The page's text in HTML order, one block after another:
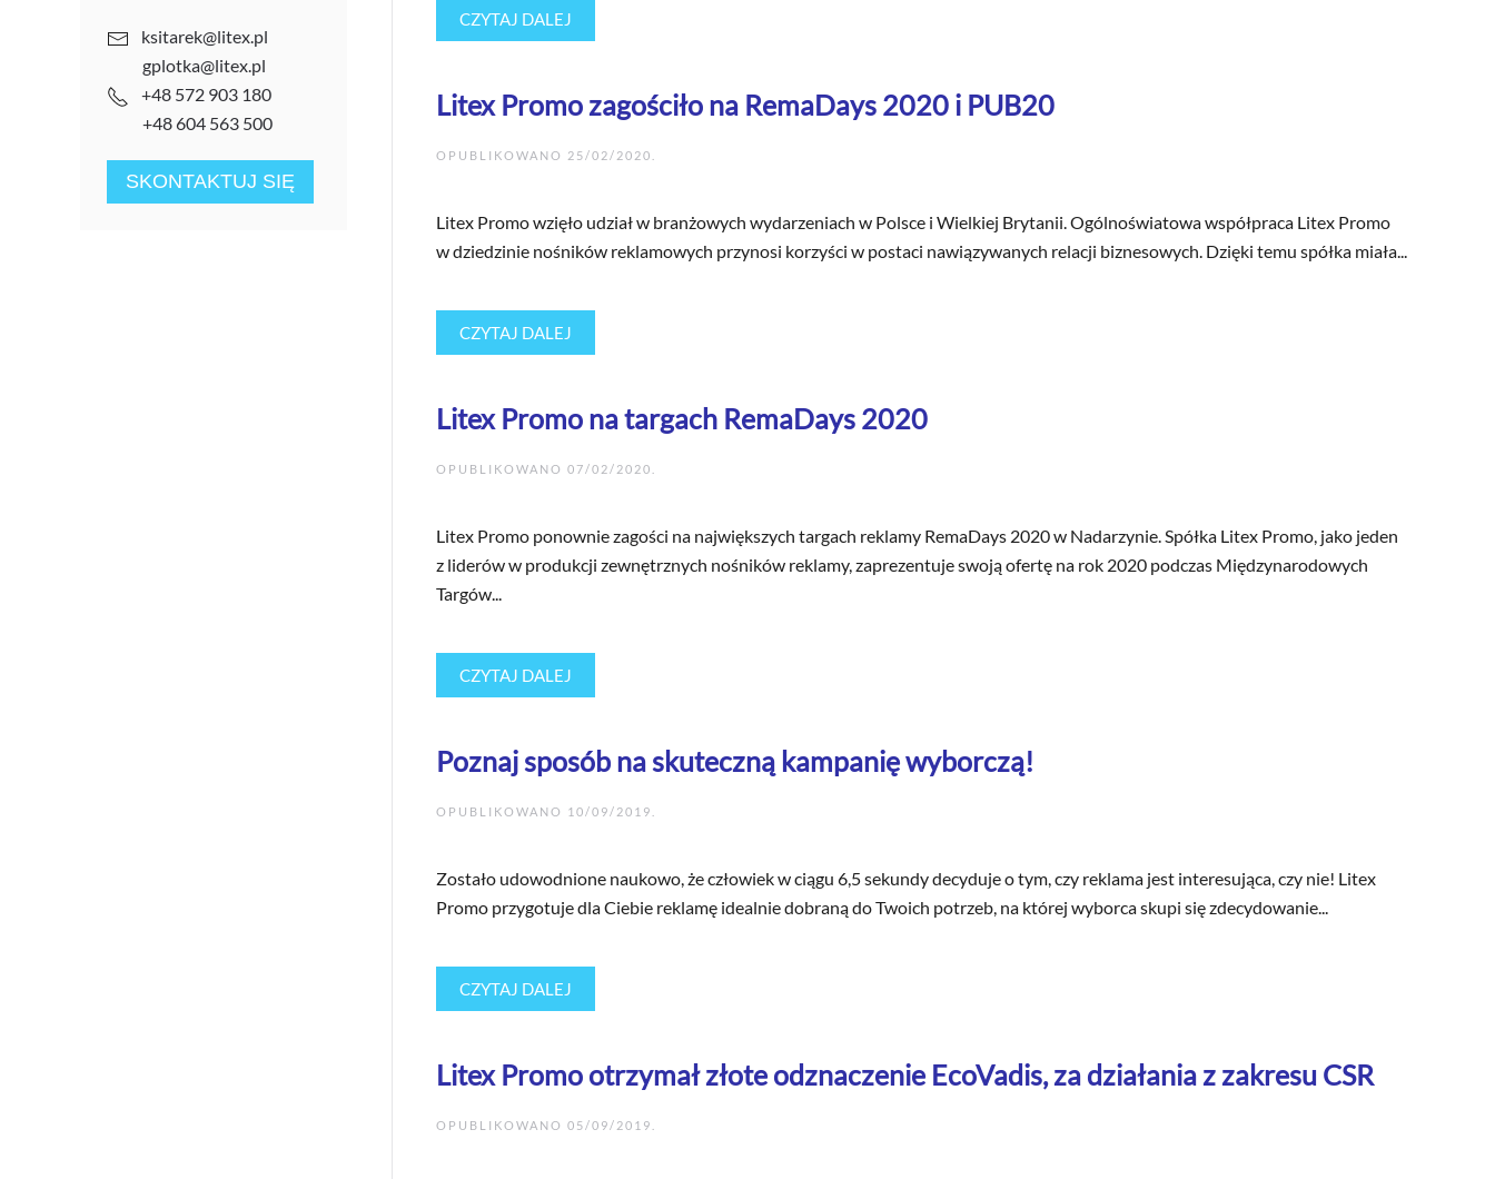
CZYTAJ DALEJ
Litex Promo zagościło na RemaDays 2020 i PUB20
OPUBLIKOWANO 25/02/2020
Litex Promo wzięło udział w branżowych wydarzeniach w Polsce i Wielkiej Brytanii. Ogólnoświatowa współpraca Litex Promo
w dziedzinie nośników reklamowych przynosi korzyści w postaci nawiązywanych relacji biznesowych. Dzięki temu spółka miała...
CZYTAJ DALEJ
Litex Promo na targach RemaDays 2020
OPUBLIKOWANO 07/02/2020
Litex Promo ponownie zagości na największych targach reklamy RemaDays 2020 w Nadarzynie. Spółka Litex Promo, jako jeden
z liderów w produkcji zewnętrznych nośników reklamy, zaprezentuje swoją ofertę na rok 2020 podczas Międzynarodowych
Targów...
CZYTAJ DALEJ
Poznaj sposób na skuteczną kampanię wyborczą!
OPUBLIKOWANO 10/09/2019
Zostało udowodnione naukowo, że człowiek w ciągu 6,5 sekundy decyduje o tym, czy reklama jest interesująca, czy nie! Litex
Promo przygotuje dla Ciebie reklamę idealnie dobraną do Twoich potrzeb, na której wyborca skupi się zdecydowanie...
CZYTAJ DALEJ
Litex Promo otrzymał złote odznaczenie EcoVadis, za działania z zakresu CSR
OPUBLIKOWANO 05/09/2019
ksitarek@litex.pl
gplotka@litex.pl
+48 572 903 180
+48 604 563 500
SKONTAKTUJ SIĘ